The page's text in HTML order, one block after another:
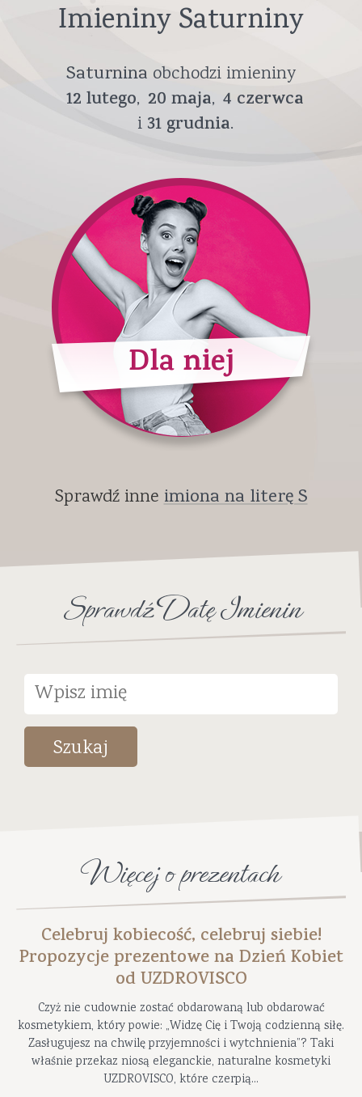
Imieniny Saturniny
Saturnina obchodzi imieniny
12 lutego 20 maja 4 czerwca
31 grudnia
Dla niej
Sprawdź inne imiona na literę S
Sprawdź Datę Imienin
Szukaj
Więcej o prezentach
Celebruj kobiecość, celebruj siebie!
Propozycje prezentowe na Dzień Kobiet
od UZDROVISCO
Czyż nie cudownie zostać obdarowaną lub obdarować
kosmetykiem, który powie: „Widzę Cię i Twoją codzienną siłę.
Zasługujesz na chwilę przyjemności i wytchnienia”? Taki
właśnie przekaz niosą eleganckie, naturalne kosmetyki
UZDROVISCO, które czerpią...